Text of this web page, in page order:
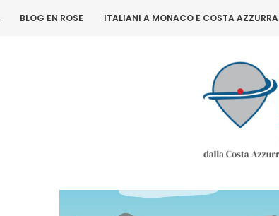
BLOG EN ROSE ITALIANI A MONACO E COSTA AZZURRA